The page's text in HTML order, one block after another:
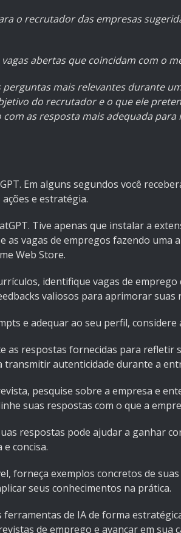
o recrutador das empresas
abertas que coincidam com o
mais relevantes durante
do recrutador e o que ele
as resposta mais adequada para
Em alguns segundos você
e estratégia.
Tive apenas que instalar a
as vagas de empregos fazendo uma
Web Store.
identifique vagas de
valiosos para aprimorar suas
e adequar ao seu perfil, considere
as respostas fornecidas para refletir
transmitir autenticidade durante a
pesquise sobre a empresa e
suas respostas com o que a
respostas pode ajudar a ganhar
concisa.
forneça exemplos concretos de
seus conhecimentos na prática.
ferramentas de IA de forma
de emprego e avançar em sua